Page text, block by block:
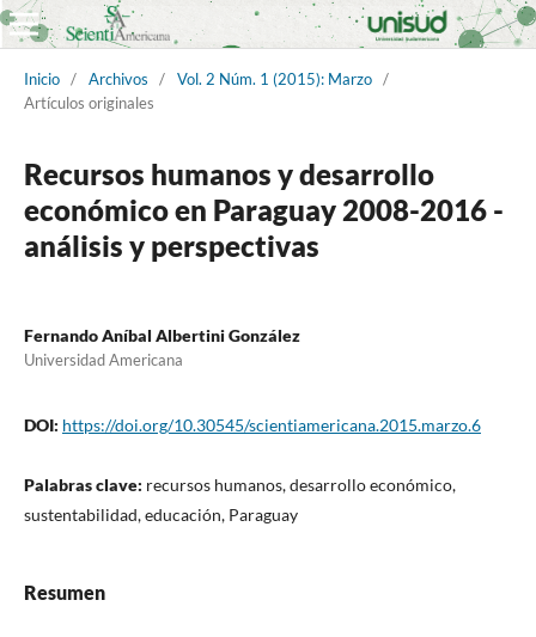
Inicio / Archivos / Vol. 2 Núm. 1 (2015): Marzo /
Artículos originales
Recursos humanos y desarrollo
económico en Paraguay 2008-2016 -
análisis y perspectivas
Fernando Aníbal Albertini González
Universidad Americana
DOI: https://doi.org/10.30545/scientiamericana.2015.marzo.6
Palabras clave: recursos humanos, desarrollo económico,
sustentabilidad, educación, Paraguay
Resumen